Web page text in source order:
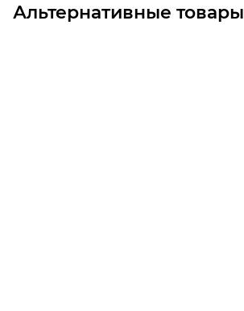
Альтернативные товары